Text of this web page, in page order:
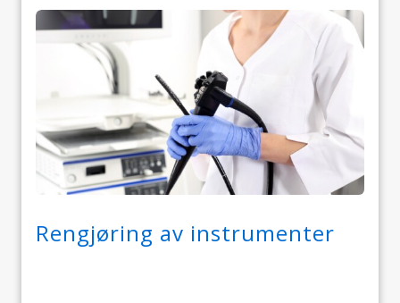
Rengjøring av instrumenter